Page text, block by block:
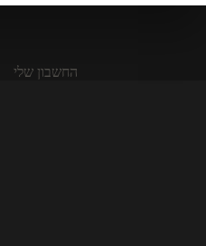
החשבון שלי